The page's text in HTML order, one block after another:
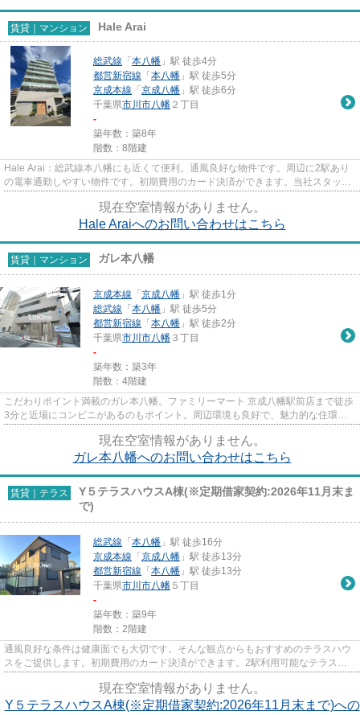
賃貸｜マンション Hale Arai
総武線 「 本八幡 」駅 徒歩4分
都営新宿線 「 本八幡 」駅 徒歩5分
京成本線 「 京成八幡 」駅 徒歩6分
千葉県市川市八幡 ２丁目
-
築年数：築8年
階数：8階建
Hale Arai：総武線本八幡にも近くて便利。通風良好な物件です。周辺に2駅あり
の電車通勤しやすい物件です。初期費用のカード決済ができます。当社スタッフ
現在空室情報がありません。
Hale Araiへのお問い合わせはこちら
賃貸｜マンション ガレ本八幡
京成本線 「 京成八幡 」駅 徒歩1分
総武線 「 本八幡 」駅 徒歩5分
都営新宿線 「 本八幡 」駅 徒歩2分
千葉県市川市八幡 ３丁目
-
築年数：築3年
階数：4階建
こだわりポイント満載のガレ本八幡。ファミリーマート 京成八幡駅前店まで徒歩
3分と近場にコンビニがあるのもポイント。周辺環境も良好で、魅力的な住環境
現在空室情報がありません。
ガレ本八幡へのお問い合わせはこちら
賃貸｜テラス
Y５テラスハウスA棟(※定期借家契約:2026年11月末ま
で)
総武線 「 本八幡 」駅 徒歩16分
京成本線 「 京成八幡 」駅 徒歩13分
都営新宿線 「 本八幡 」駅 徒歩13分
千葉県市川市八幡 ５丁目
-
築年数：築9年
階数：2階建
通風良好な条件は健康面でも大切です。そんな観点からもおすすめのテラスハウ
スをご提供します。初期費用のカード決済ができます。2駅利用可能なテラスハ
現在空室情報がありません。
Y５テラスハウスA棟(※定期借家契約:2026年11月末まで)への